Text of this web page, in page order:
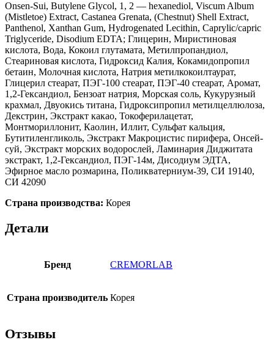
Onsen-Sui, Butylene Glycol, 1, 2 — hexanediol, Viscum Album
(Mistletoe) Extract, Castanea Grenata, (Chestnut) Shell Extract,
Panthenol, Xanthan Gum, Hydrogenated Lecithin, Caprylic/capric
Triglyceride, Disodium EDTA; Глицерин, Миристиновая
кислота, Вода, Кокоил глутамата, Метилпропандиол,
Стеариновая кислота, Гидроксид Калия, Кокамидопропил
бетаин, Молочная кислота, Натрия метилкокоилтаурат,
Глицерил стеарат, ПЭГ-100 стеарат, ПЭГ-40 стеарат, Аромат,
1,2-Гександиол, Бензоат натрия, Морская соль, Кукурузный
крахмал, Двуокись титана, Гидроксипропил метилцеллюлоза,
Декстрин, Экстракт какао, Токоферилацетат,
Монтмориллонит, Каолин, Иллит, Сульфат кальция,
Бутитиленгликоль, Экстракт Макроцистис пирифера, Онсей-
суй, Экстракт морских водорослей, Ламинария Диджитата
экстракт, 1,2-Гександиол, ПЭГ-14м, Дисодиум ЭДТА,
Эфирное масло розмарина, Поликватерниум-39, СИ 19140,
СИ 42090
Страна производства: Корея
Детали
Бренд CREMORLAB
Страна производитель Корея
Отзывы